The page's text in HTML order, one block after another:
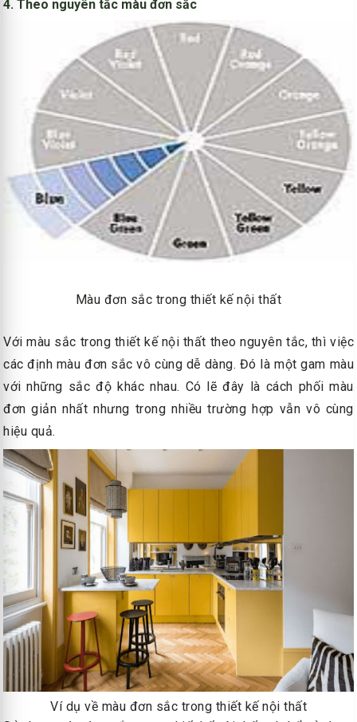
4. Theo nguyên tắc màu đơn sắc
Màu đơn sắc trong thiết kế nội thất
Với màu sắc trong thiết kế nội thất theo nguyên tắc, thì việc
các định màu đơn sắc vô cùng dễ dàng. Đó là một gam màu
với những sắc độ khác nhau. Có lẽ đây là cách phối màu
đơn giản nhất nhưng trong nhiều trường hợp vẫn vô cùng
hiệu quả.
Ví dụ về màu đơn sắc trong thiết kế nội thất